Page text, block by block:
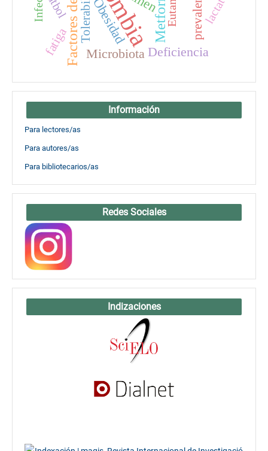
Microbiota
Obesidad
Deficiencia
fatiga
lactato
Información
Para lectores/as
Para autores/as
Para bibliotecarios/as
Redes Sociales
Indizaciones